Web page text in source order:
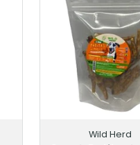
Wild Herd